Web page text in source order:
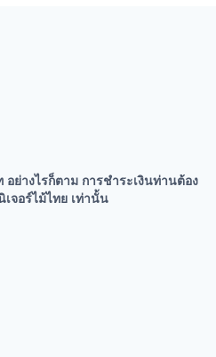
ย่างไรก็ตาม การชำระเงินท่านต้อง
จอร์ไม้ไทย เท่านั้น